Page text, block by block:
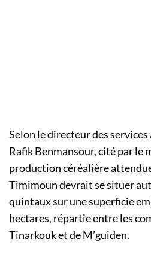
Selon le directeur des
Rafik Benmansour, cité par le
production céréalière
Timimoun devrait se situer
quintaux sur une superficie
hectares, répartie entre les
Tinarkouk et de M’guiden.